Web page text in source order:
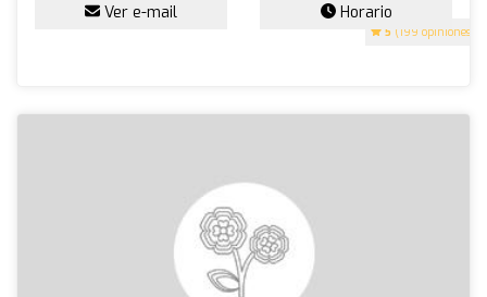
5 (199 opiniones)
Ver e-mail Horario